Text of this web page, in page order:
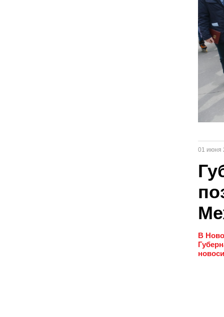
01 июня
В